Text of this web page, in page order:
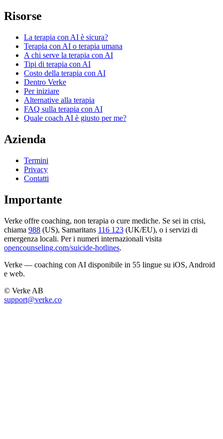
Risorse
La terapia con AI è sicura?
Terapia con AI o terapia umana
A chi serve la terapia con AI
Tipi di terapia con AI
Costo della terapia con AI
Dentro Verke
Per iniziare
Alternative alla terapia
FAQ sulla terapia con AI
Quale coach AI è giusto per me?
Azienda
Termini
Privacy
Contatti
Importante
Verke offre coaching, non terapia o cure mediche. Se sei in crisi,
chiama 988 (US), Samaritans 116 123 (UK/EU), o i servizi di
emergenza locali. Per i numeri internazionali visita
opencounseling.com/suicide-hotlines.
Verke — coaching con AI disponibile in 55 lingue su iOS, Android
e web.
© Verke AB
support@verke.co